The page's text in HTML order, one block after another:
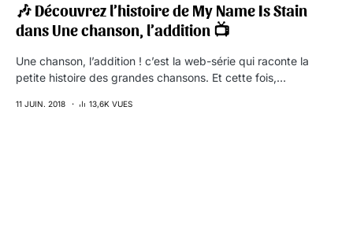
🎶 Découvrez l’histoire de My Name Is Stain
dans Une chanson, l’addition 📺
Une chanson, l’addition ! c’est la web-série qui raconte la
petite histoire des grandes chansons. Et cette fois,…
11 JUIN. 2018 13,6K VUES